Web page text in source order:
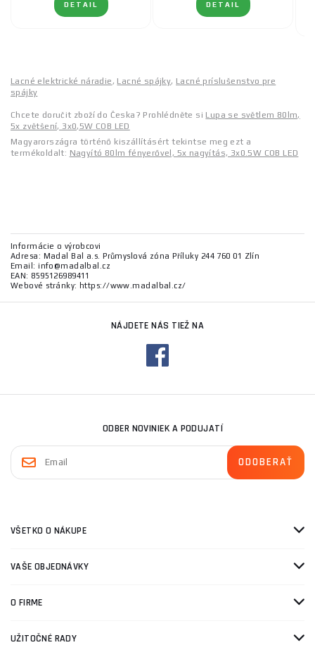
DETAIL DETAIL
Lacné elektrické náradie, Lacné spájky, Lacné príslušenstvo pre
spájky
Chcete doručit zboží do Česka? Prohlédněte si Lupa se světlem 80lm,
5x zvětšení, 3x0,5W COB LED
Magyarországra történő kiszállításért tekintse meg ezt a
termékoldalt: Nagyító 80lm fényerővel, 5x nagyítás, 3x0.5W COB LED
Informácie o výrobcovi
Adresa: Madal Bal a.s. Průmyslová zóna Příluky 244 760 01 Zlín
Email: info@madalbal.cz
EAN: 8595126989411
Webové stránky: https://www.madalbal.cz/
NÁJDETE NÁS TIEŽ NA
ODBER NOVINIEK A PODUJATÍ
VŠETKO O NÁKUPE
VAŠE OBJEDNÁVKY
O FIRME
UŽITOČNÉ RADY